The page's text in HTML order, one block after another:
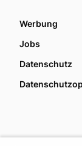
Werbung
Jobs
Datenschutz